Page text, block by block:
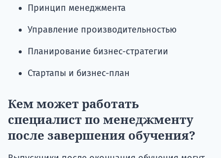
Принцип менеджмента
Управление производительностью
Планирование бизнес-стратегии
Стартапы и бизнес-план
Кем может работать
специалист по менеджменту
после завершения обучения?